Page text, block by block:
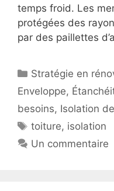
temps froid. Les
protégées des
par des paillettes
Catégories
Stratégie en
Enveloppe,
besoins, Isolation
Étiquettes
toiture, isolation
Un commentaire